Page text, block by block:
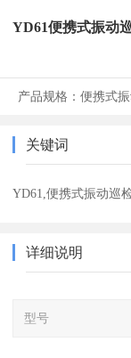
YD61便携式振动
产品规格： 便携式
关键词
YD61,便携式振动巡
详细说明
型号